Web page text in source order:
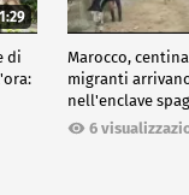
di
Marocco,
migranti
nell'enclave
Ceuta
6